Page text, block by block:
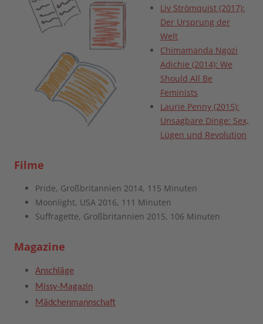
Liv Strömquist (2017):
Der Ursprung der
Welt
Chimamanda Ngozi
Adichie (2014): We
Should All Be
Feminists
Laurie Penny (2015):
Unsagbare Dinge: Sex,
Lügen und Revolution
Filme
Pride, Großbritannien 2014, 115 Minuten
Moonlight, USA 2016, 111 Minuten
Suffragette, Großbritannien 2015, 106 Minuten
Magazine
Anschläge
Missy-Magazin
Mädchenmannschaft